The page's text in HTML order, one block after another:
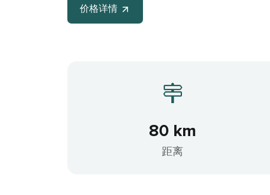
价格详情
80 km
距离